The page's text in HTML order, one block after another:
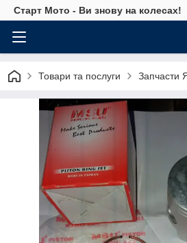
Старт Мото - Ви знову на колесах!
Товари та послуги Запчасти